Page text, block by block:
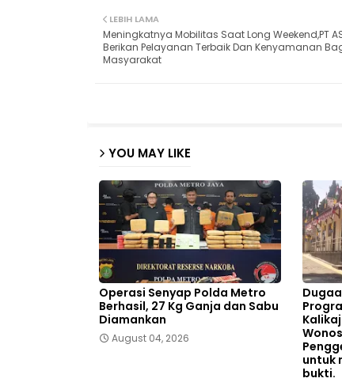
LEBIH LAMA
Meningkatnya Mobilitas Saat Long Weekend,PT
Berikan Pelayanan Terbaik Dan Kenyamanan
Masyarakat
YOU MAY LIKE
Operasi Senyap Polda Metro
Berhasil, 27 Kg Ganja dan Sabu
Diamankan
August 04, 2026
untuk
bukti.